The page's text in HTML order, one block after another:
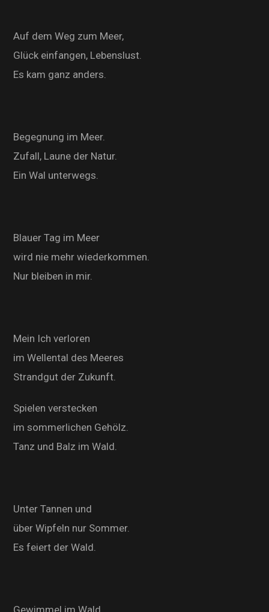
Auf dem Weg zum Meer,
Glück einfangen, Lebenslust.
Es kam ganz anders.
Begegnung im Meer.
Zufall, Laune der Natur.
Ein Wal unterwegs.
Blauer Tag im Meer
wird nie mehr wiederkommen.
Nur bleiben in mir.
Mein Ich verloren
im Wellental des Meeres
Strandgut der Zukunft.
Spielen verstecken
im sommerlichen Gehölz.
Tanz und Balz im Wald.
Unter Tannen und
über Wipfeln nur Sommer.
Es feiert der Wald.